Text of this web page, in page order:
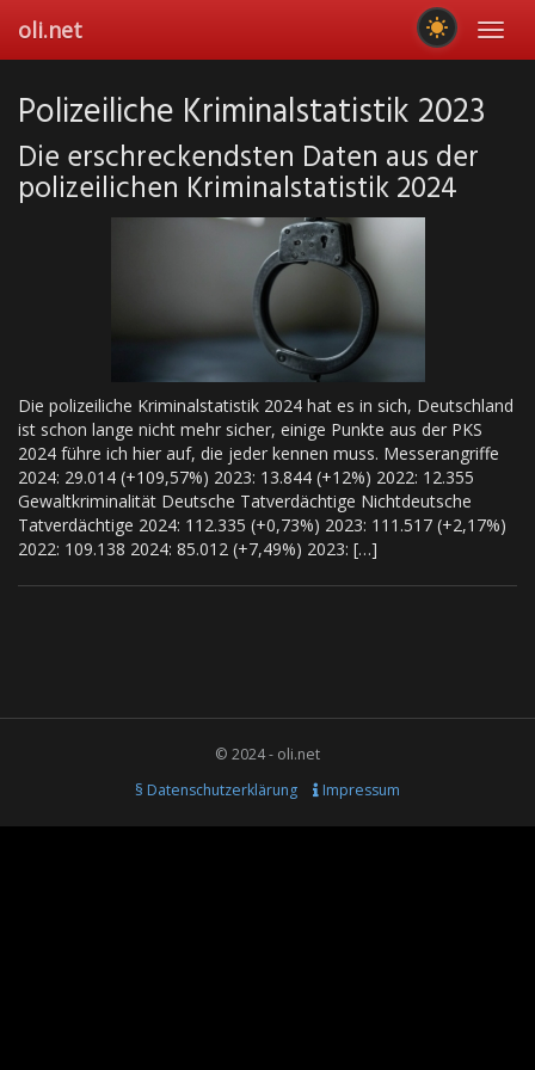
main
oli.net
Polizeiliche Kriminalstatistik 2023
Die erschreckendsten Daten aus der
polizeilichen Kriminalstatistik 2024
Die polizeiliche Kriminalstatistik 2024 hat es in sich, Deutschland
ist schon lange nicht mehr sicher, einige Punkte aus der PKS
2024 führe ich hier auf, die jeder kennen muss. Messerangriffe
2024: 29.014 (+109,57%) 2023: 13.844 (+12%) 2022: 12.355
Gewaltkriminalität Deutsche Tatverdächtige Nichtdeutsche
Tatverdächtige 2024: 112.335 (+0,73%) 2023: 111.517 (+2,17%)
2022: 109.138 2024: 85.012 (+7,49%) 2023: […]
© 2024 - oli.net
§ Datenschutzerklärung
Impressum